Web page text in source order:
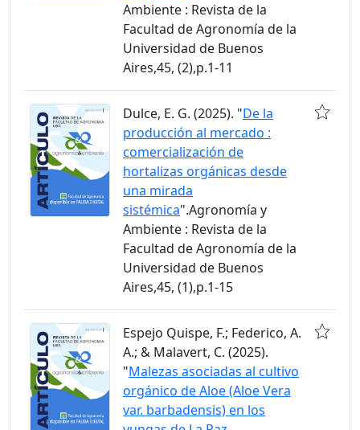
Ambiente : Revista de la
Facultad de Agronomía de la
Universidad de Buenos
Aires,45, (2),p.1-11
Dulce, E. G. (2025). "De la
producción al mercado :
comercialización de
hortalizas orgánicas desde
una mirada
sistémica".Agronomía y
Ambiente : Revista de la
Facultad de Agronomía de la
Universidad de Buenos
Aires,45, (1),p.1-15
Espejo Quispe, F.; Federico, A.
A.; & Malavert, C. (2025).
"Malezas asociadas al cultivo
orgánico de Aloe (Aloe Vera
var. barbadensis) en los